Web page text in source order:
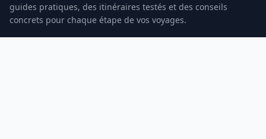
guides pratiques, des itinéraires testés et des conseils
concrets pour chaque étape de vos voyages.